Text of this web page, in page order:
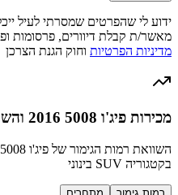
ידוע לי שהפרטים שמסרתי לעיל
מאשר/ת קבלת דיוורים, פרסומות
מדיניות הפרטיות וחוק הגנת הצרכן
מכירות פיג'ו 5008 2016 והשוואה למתחרים
בקטגוריה SUV בינוני